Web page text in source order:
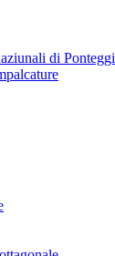
di Ponteggi